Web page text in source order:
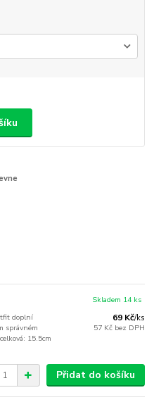
doplní
správném
15.5cm
69 Kč/ks
57 Kč bez DPH
Skladem 14 ks
Přidat do košíku